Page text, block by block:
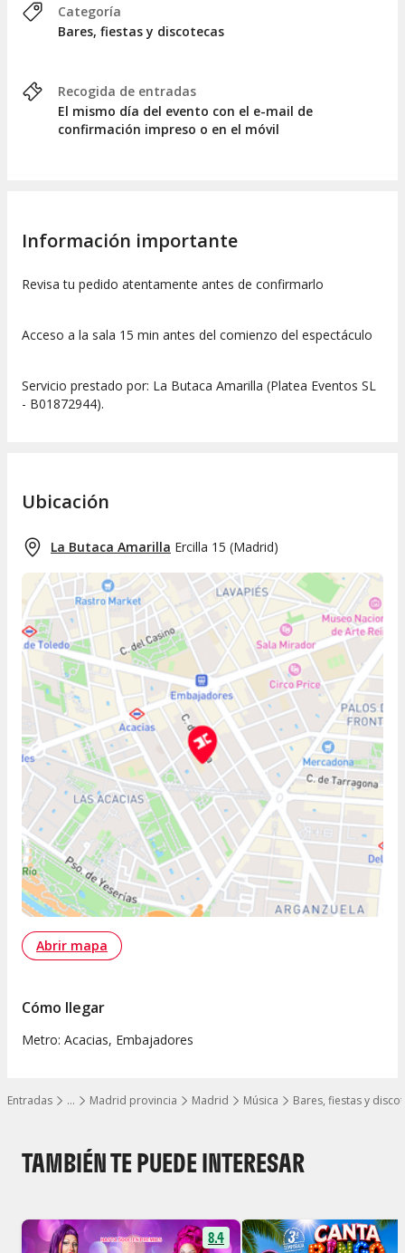
…
Mostrar todos los niveles
Entradas Madrid provincia Madrid Música Bares, fiestas y
Categoría
Bares, fiestas y discotecas
Recogida de entradas
El mismo día del evento con el e-mail de
confirmación impreso o en el móvil
Información importante
Revisa tu pedido atentamente antes de confirmarlo
Acceso a la sala 15 min antes del comienzo del espectáculo
Servicio prestado por: La Butaca Amarilla (Platea Eventos SL
- B01872944).
Ubicación
La Butaca Amarilla Ercilla 15 (Madrid)
Abrir mapa
Cómo llegar
Metro: Acacias, Embajadores
TAMBIÉN TE PUEDE INTERESAR
8.4